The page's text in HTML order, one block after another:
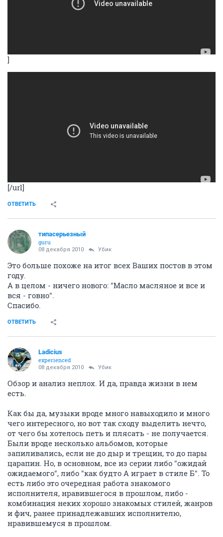
]
[/url]
ОТВЕТИТЬ
типасерьезный
guru
08 декабря 2010 Убик
Это больше похоже на итог всех Ваших постов в этом
году.
А в целом - ничего нового: "Масло масляное и все и
вся - говно".
Спасибо.
ОТВЕТИТЬ
Ladicius
experienced
08 декабря 2010 Убик
Обзор и анализ неплох. И да, правда жизни в нем
есть.
Как бы да, музыки вроде много навыходило и много
чего интересного, но вот так сходу выделить нечто,
от чего бы хотелось петь и плясать - не получается.
Были вроде несколько альбомов, которые
запиливались, если не до дыр и трещин, то до пары
царапин. Но, в основном, все из серии либо "ожидай
ожидаемого", либо "как будто А играет в стиле Б". То
есть либо это очередная работа знакомого
исполнителя, нравившегося в прошлом, либо -
комбинация неких хорошо знакомых стилей, жанров
и фич, ранее принадлежавших исполнителю,
нравившемуся в прошлом.